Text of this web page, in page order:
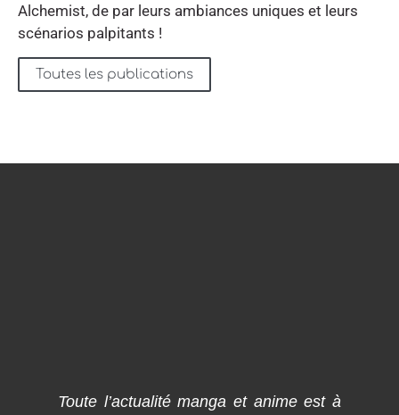
Alchemist, de par leurs ambiances uniques et leurs
scénarios palpitants !
Toutes les publications
Toute l’actualité manga et anime est à